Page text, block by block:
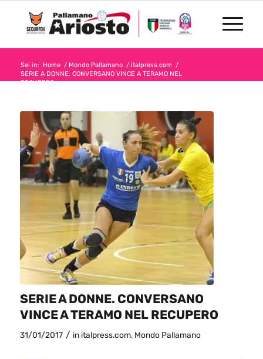
Sei in: Home / Mondo Pallamano / italpress.com /
SERIE A DONNE. CONVERSANO VINCE A TERAMO NEL
RECUPERO
SERIE A DONNE. CONVERSANO
VINCE A TERAMO NEL RECUPERO
31/01/2017 / in italpress.com, Mondo Pallamano